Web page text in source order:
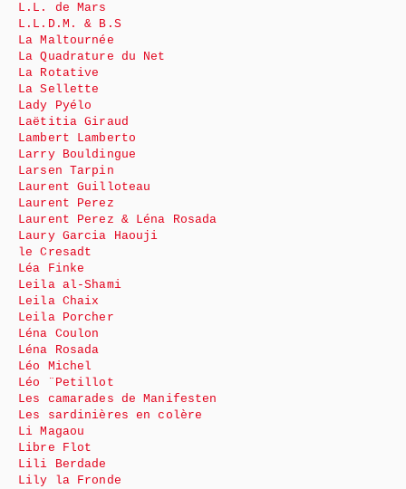
L.L. de Mars
L.L.D.M. & B.S
La Maltournée
La Quadrature du Net
La Rotative
La Sellette
Lady Pyélo
Laëtitia Giraud
Lambert Lamberto
Larry Bouldingue
Larsen Tarpin
Laurent Guilloteau
Laurent Perez
Laurent Perez & Léna Rosada
Laury Garcia Haouji
le Cresadt
Léa Finke
Leila al-Shami
Leila Chaix
Leila Porcher
Léna Coulon
Léna Rosada
Léo Michel
Léo ¨Petillot
Les camarades de Manifesten
Les sardinières en colère
Li Magaou
Libre Flot
Lili Berdade
Lily la Fronde